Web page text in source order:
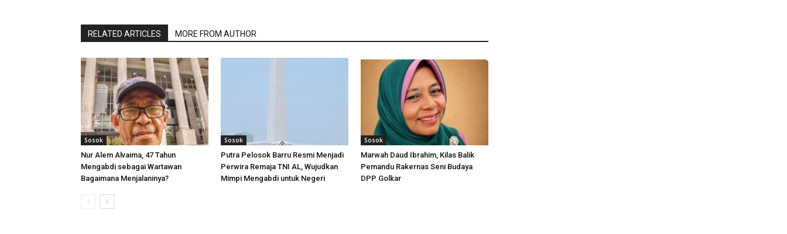
RELATED ARTICLES MORE FROM AUTHOR
Sosok
Nur Alem Alvaima, 47 Tahun
Mengabdi sebagai Wartawan
Bagaimana Menjalaninya?
Sosok
Putra Pelosok Barru Resmi Menjadi
Perwira Remaja TNI AL, Wujudkan
Mimpi Mengabdi untuk Negeri
Sosok
Marwah Daud Ibrahim, Kilas Balik
Pemandu Rakernas Seni Budaya
DPP Golkar